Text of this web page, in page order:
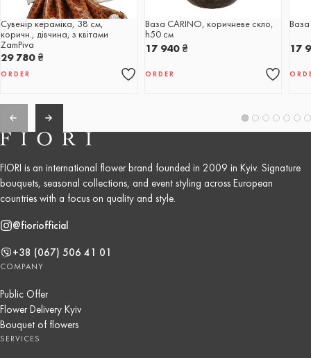
Сувенір кераміка, 38 см,
коричн., дівчина, з квітами
ZamPiva
29 780 ₴
ORDER
Ваза CARINO, коричневе скло,
h50 см
17 940 ₴
ORDER
17
FIORI is an international flower brand founded in 2009 in Kyiv. Signature
bouquets, seasonal collections, and event styling across European
countries with a focus on quality and style.
@fioriofficial
+38 (067) 506 41 01
COMPANY
Public Offer
Flower Delivery Kyiv
Bouquet of flowers
SERVICES